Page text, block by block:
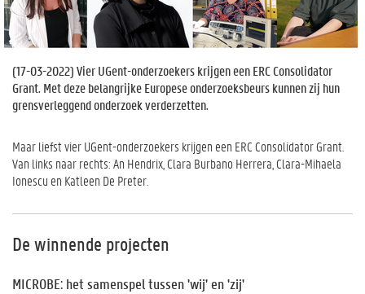
(17-03-2022) Vier UGent-onderzoekers krijgen een ERC Consolidator
Grant. Met deze belangrijke Europese onderzoeksbeurs kunnen zij hun
grensverleggend onderzoek verderzetten.
Maar liefst vier UGent-onderzoekers krijgen een ERC Consolidator Grant.
Van links naar rechts: An Hendrix, Clara Burbano Herrera, Clara-Mihaela
Ionescu en Katleen De Preter.
De winnende projecten
MICROBE: het samenspel tussen 'wij' en 'zij'